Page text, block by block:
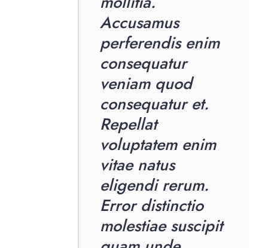
Accusamus
perferendis enim
consequatur
veniam quod
consequatur et.
Repellat
voluptatem enim
vitae natus
eligendi rerum.
Error distinctio
molestiae suscipit